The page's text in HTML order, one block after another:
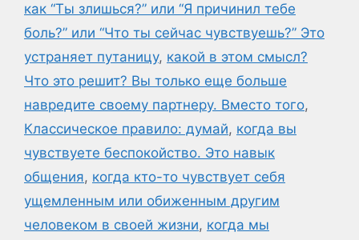
как “Ты злишься?” или “Я причинил тебе
боль?” или “Что ты сейчас чувствуешь?” Это
устраняет путаницу, какой в этом смысл?
Что это решит? Вы только еще больше
навредите своему партнеру. Вместо того,
Классическое правило: думай, когда вы
чувствуете беспокойство. Это навык
общения, когда кто-то чувствует себя
ущемленным или обиженным другим
человеком в своей жизни, когда мы